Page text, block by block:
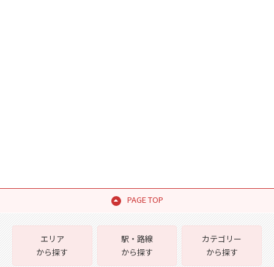
PAGE TOP
エリア
から探す
駅・路線
から探す
カテゴリー
から探す